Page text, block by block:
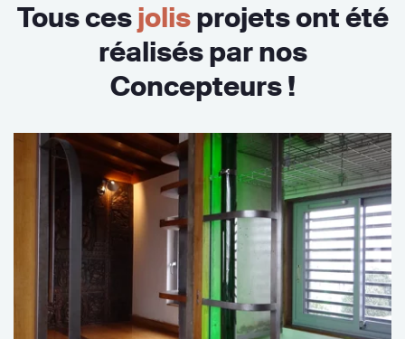
Tous cesjolisprojets ont été
réalisés par nos
Concepteurs !